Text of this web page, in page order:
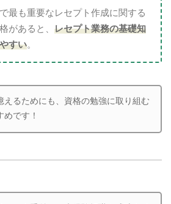
最も重要なレセプト作成に関する
があると、 レセプト業務の基礎知
すい。
えるためにも、資格の勉強に取り組む
めです！